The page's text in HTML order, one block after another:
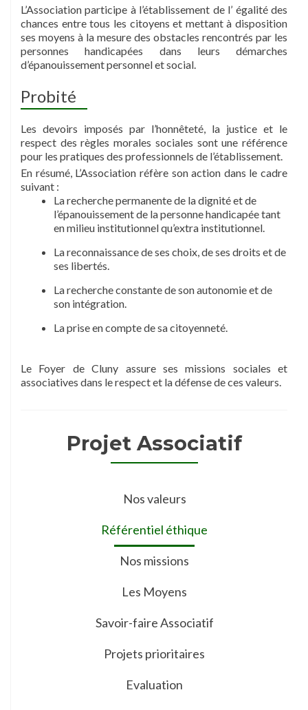
L’Association participe à l’établissement de l’ égalité des
chances entre tous les citoyens et mettant à disposition
ses moyens à la mesure des obstacles rencontrés par les
personnes handicapées dans leurs démarches
d’épanouissement personnel et social.
Probité
Les devoirs imposés par l’honnêteté, la justice et le
respect des règles morales sociales sont une référence
pour les pratiques des professionnels de l’établissement.
En résumé, L’Association réfère son action dans le cadre
suivant :
La recherche permanente de la dignité et de
l’épanouissement de la personne handicapée tant
en milieu institutionnel qu’extra institutionnel.
La reconnaissance de ses choix, de ses droits et de
ses libertés.
La recherche constante de son autonomie et de
son intégration.
La prise en compte de sa citoyenneté.
Le Foyer de Cluny assure ses missions sociales et
associatives dans le respect et la défense de ces valeurs.
Projet Associatif
Nos valeurs
Référentiel éthique
Nos missions
Les Moyens
Savoir-faire Associatif
Projets prioritaires
Evaluation